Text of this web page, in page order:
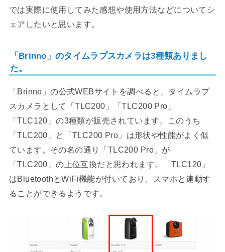
では実際に使用してみた感想や使用方法などについてシ
ェアしたいと思います。
「Brinno」のタイムラプスカメラは3種類ありまし
た。
「Brinno」の公式WEBサイトを調べると、タイムラプ
スカメラとして「TLC200」「TLC200 Pro」
「TLC120」の3種類が販売されています。このうち
「TLC200」と「TLC200 Pro」は形状や性能がよく似
ています。その名の通り「TLC200 Pro」が
「TLC200」の上位互換だと思われます。「TLC120」
はBluetoothとWiFi機能が付いており、スマホと連動す
ることができるようです。